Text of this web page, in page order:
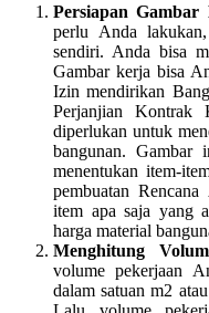
Persiapan
perlu Anda
sendiri. Anda bisa
Gambar kerja bisa
Izin mendirikan
Perjanjian Kontrak
diperlukan untuk
bangunan.
menentukan item-
pembuatan
item apa saja yang
harga material
Menghitung
volume pekerjaan
dalam satuan m2